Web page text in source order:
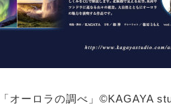
オーロラの調べ」©️KAGAYA